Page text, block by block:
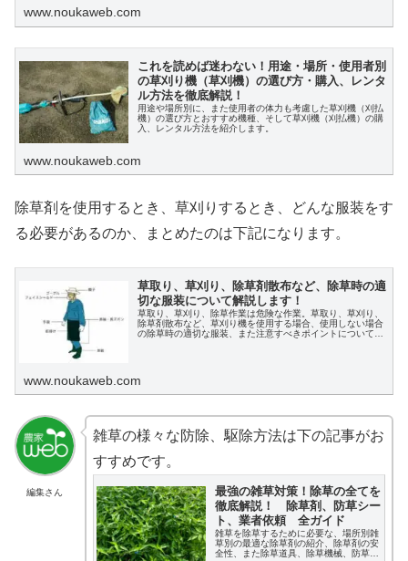
www.noukaweb.com
これを読めば迷わない！用途・場所・使用者別
の草刈り機（草刈機）の選び方・購入、レンタ
ル方法を徹底解説！
用途や場所別に、また使用者の体力も考慮した草刈機（刈払
機）の選び方とおすすめ機種、そして草刈機（刈払機）の購
入、レンタル方法を紹介します。
www.noukaweb.com
除草剤を使用するとき、草刈りするとき、どんな服装をす
る必要があるのか、まとめたのは下記になります。
草取り、草刈り、除草剤散布など、除草時の適
切な服装について解説します！
草取り、草刈り、除草作業は危険な作業。草取り、草刈り、
除草剤散布など、草刈り機を使用する場合、使用しない場合
の除草時の適切な服装、また注意すべきポイントについて解
www.noukaweb.com
編集さん
雑草の様々な防除、駆除方法は下の記事がお
すすめです。
最強の雑草対策！除草の全てを
徹底解説！ 除草剤、防草シー
ト、業者依頼 全ガイド
雑草を除草するために必要な、場所別雑
草別の最適な除草剤の紹介、除草剤の安
全性、また除草道具、除草機械、防草シ